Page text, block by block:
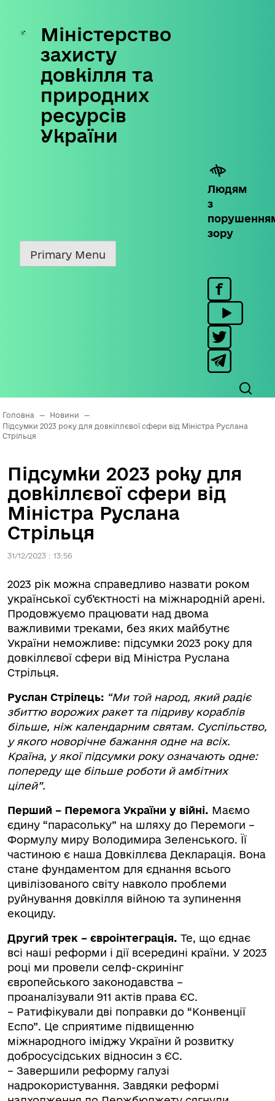
Skip
content
Міністерство
захисту
довкілля та
природних
ресурсів
України
Людям
з
зору
Primary Menu
Головна — Новини
—
Підсумки 2023 року для довкіллєвої сфери від Міністра Руслана
Стрільця
Підсумки 2023 року для
довкіллєвої сфери від
Міністра Руслана
Стрільця
31/12/2023 : 13:56
2023 рік можна справедливо назвати роком
української суб’єктності на міжнародній арені.
Продовжуємо працювати над двома
важливими треками, без яких майбутнє
України неможливе: підсумки 2023 року для
довкіллєвої сфери від Міністра Руслана
Стрільця.
Руслан Стрілець: “Ми той народ, який радіє
збиттю ворожих ракет та підриву кораблів
більше, ніж календарним святам. Суспільство,
у якого новорічне бажання одне на всіх.
Країна, у якої підсумки року означають одне:
попереду ще більше роботи й амбітних
цілей”.
Перший – Перемога України у війні. Маємо
єдину “парасольку” на шляху до Перемоги –
Формулу миру Володимира Зеленського. Її
частиною є наша Довкіллєва Декларація. Вона
стане фундаментом для єднання всього
цивілізованого світу навколо проблеми
руйнування довкілля війною та зупинення
екоциду.
Другий трек – євроінтеграція. Те, що єднає
всі наші реформи і дії всередині країни. У 2023
році ми провели селф-скринінг
європейського законодавства –
проаналізували 911 актів права ЄС.
– Ратифікували дві поправки до “Конвенції
Еспо”. Це сприятиме підвищенню
міжнародного іміджу України й розвитку
добросусідських відносин з ЄС.
– Завершили реформу галузі
надрокористування. Завдяки реформі